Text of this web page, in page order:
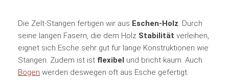
Die Zelt-Stangen fertigen wir aus Eschen-Holz . Durch
seine langen Fasern, die dem Holz Stabilität verleihen,
eignet sich Esche sehr gut für lange Konstruktionen wie
Stangen. Zudem ist ist flexibel und bricht kaum. Auch
Bögen werden deswegen oft aus Esche gefertigt.